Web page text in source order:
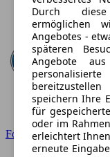
Ford
Durch diese
ermöglichen
Angebotes -
späteren
Angebote
speichern Ihre
für
oder im
erleichtert
erneute